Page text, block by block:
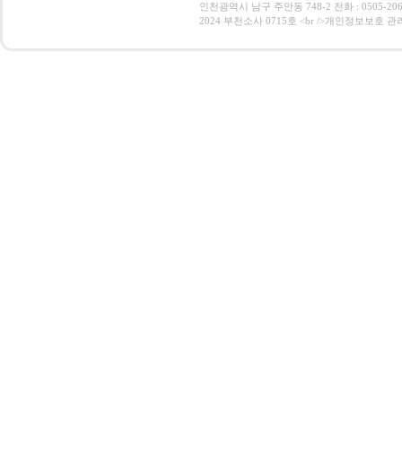
인천광역시 남구 주안동 748-2 전화 : 0505-
2024 부천소사 0715호 <br />개인정보보호